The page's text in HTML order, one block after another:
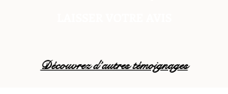
Découvrez d’autres témoignages